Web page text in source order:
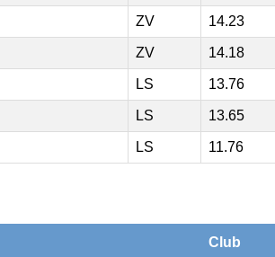
ZV 14.23
ZV 14.18
LS 13.76
LS 13.65
LS 11.76
Club